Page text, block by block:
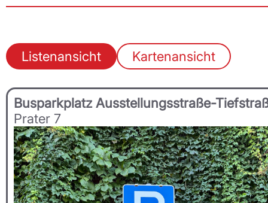
Listenansicht Kartenansicht
der
Suche
Busparkplatz Ausstellungsstraße-
Prater 7